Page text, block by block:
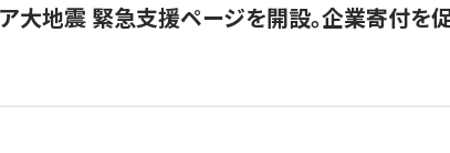
ア大地震 緊急支援ページを開設。企業寄付を